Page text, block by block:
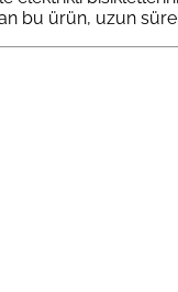
bu ürün, uzun